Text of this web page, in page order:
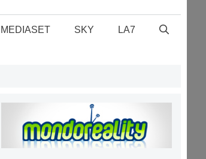
MEDIASET SKY LA7